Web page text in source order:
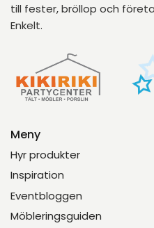
till fester, bröllop och
Enkelt.
Meny
Hyr produkter
Inspiration
Eventbloggen
Möbleringsguiden